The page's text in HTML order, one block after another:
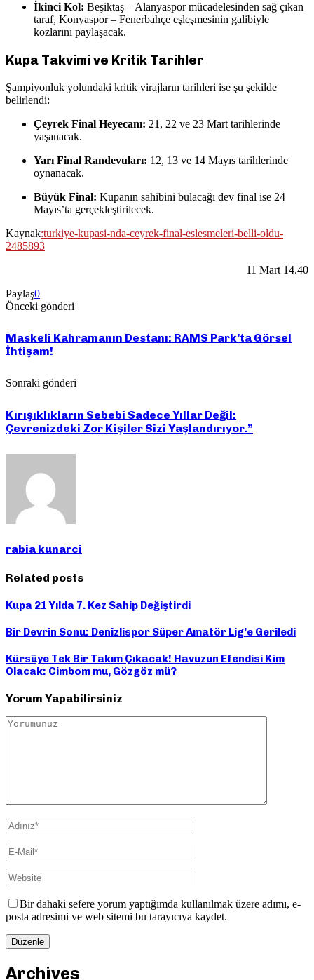
İkinci Kol: Beşiktaş – Alanyaspor mücadelesinden sağ çıkan
taraf, Konyaspor – Fenerbahçe eşleşmesinin galibiyle
kozlarını paylaşacak.
Kupa Takvimi ve Kritik Tarihler
Şampiyonluk yolundaki kritik virajların tarihleri ise şu şekilde
belirlendi:
Çeyrek Final Heyecanı: 21, 22 ve 23 Mart tarihlerinde
yaşanacak.
Yarı Final Randevuları: 12, 13 ve 14 Mayıs tarihlerinde
oynanacak.
Büyük Final: Kupanın sahibini bulacağı dev final ise 24
Mayıs’ta gerçekleştirilecek.
Kaynak:turkiye-kupasi-nda-ceyrek-final-eslesmeleri-belli-oldu-
2485893
11 Mart 14.40
Paylaş0
Önceki gönderi
Maskeli Kahramanın Destanı: RAMS Park’ta Görsel
İhtişam!
Sonraki gönderi
Kırışıklıkların Sebebi Sadece Yıllar Değil:
Çevrenizdeki Zor Kişiler Sizi Yaşlandırıyor.”
rabia kunarci
Related posts
Kupa 21 Yılda 7. Kez Sahip Değiştirdi
Bir Devrin Sonu: Denizlispor Süper Amatör Lig’e Geriledi
Kürsüye Tek Bir Takım Çıkacak! Havuzun Efendisi Kim
Olacak: Cimbom mu, Gözgöz mü?
Yorum Yapabilirsiniz
Bir dahaki sefere yorum yaptığımda kullanılmak üzere adımı, e-
posta adresimi ve web sitemi bu tarayıcıya kaydet.
Archives